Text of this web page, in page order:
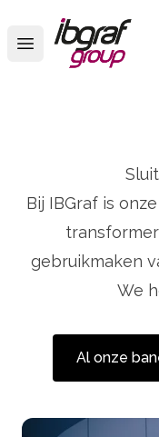
Open main menu
IBGraf Group
Bij IBGraf is
gebruikmaken
We
Al onze